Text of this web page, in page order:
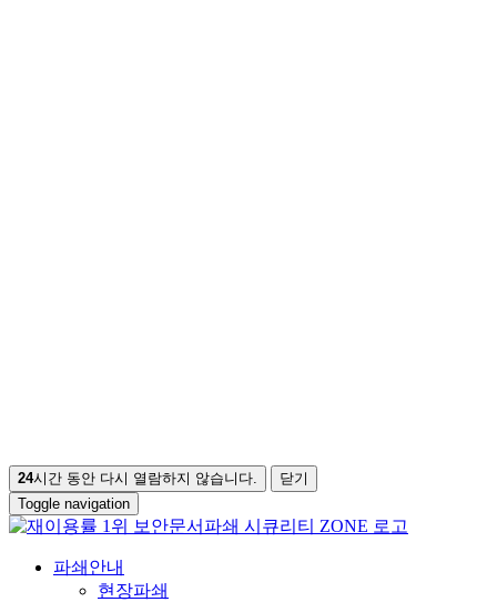
24시간 동안 다시 열람하지 않습니다.
닫기
Toggle navigation
파쇄안내
현장파쇄